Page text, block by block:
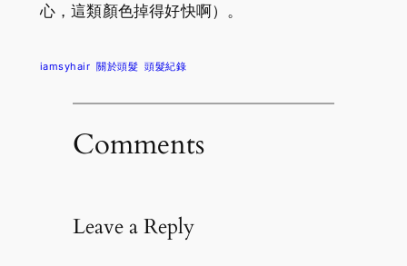
心，這類顏色掉得好快啊）。
iamsyhair 關於頭髮 頭髮紀錄
Comments
Leave a Reply